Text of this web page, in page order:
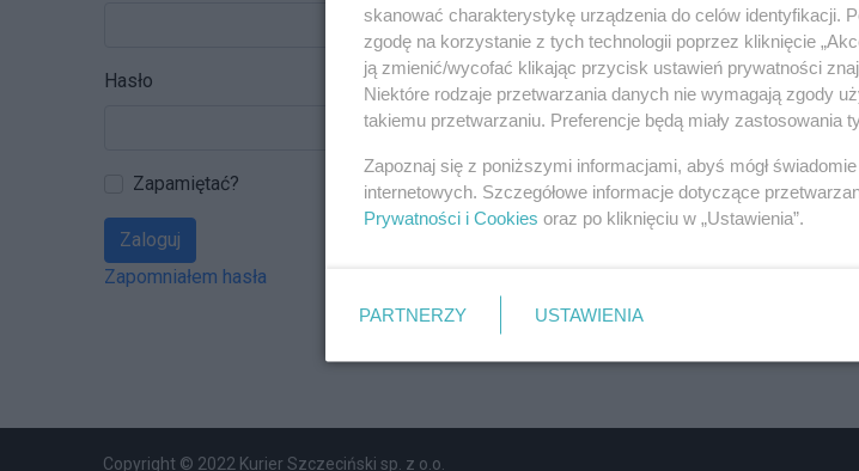
Hasło
Zapamiętać?
Zaloguj
Zapomniałem hasła
Copyright © 2022 Kurier Szczeciński sp. z o.o.
skanować charakterystykę urządzenia do celów identyfikacji.
zgodę na korzystanie z tych technologii poprzez kliknięcie
ją zmienić/wycofać klikając przycisk ustawień prywatności
Niektóre rodzaje przetwarzania danych nie wymagają zgody
takiemu przetwarzaniu. Preferencje będą miały zastosowania
Zapoznaj się z poniższymi informacjami, abyś mógł
internetowych. Szczegółowe informacje dotyczące
Prywatności i Cookies oraz po kliknięciu w „Ustawienia”.
PARTNERZY USTAWIENIA